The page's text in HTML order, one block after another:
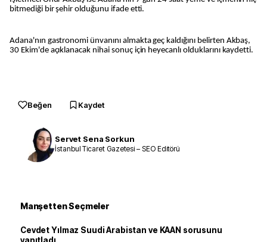
bitmediği bir şehir olduğunu ifade etti.
Adana'nın gastronomi ünvanını almakta geç kaldığını belirten Akbaş,
30 Ekim'de açıklanacak nihai sonuç için heyecanlı olduklarını kaydetti.
Beğen Kaydet
Servet Sena Sorkun
İstanbul Ticaret Gazetesi – SEO Editörü
Manşetten Seçmeler
Cevdet Yılmaz Suudi Arabistan ve KAAN sorusunu
yanıtladı